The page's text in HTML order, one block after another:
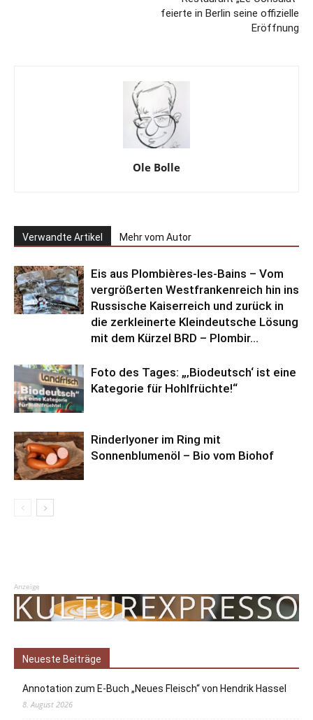
feierte in Berlin seine offizielle
Eröffnung
Ole Bolle
Verwandte Artikel Mehr vom Autor
Eis aus Plombières-les-Bains – Vom
vergrößerten Westfrankenreich hin ins
Russische Kaiserreich und zurück in
die zerkleinerte Kleindeutsche Lösung
mit dem Kürzel BRD – Plombir...
Foto des Tages: „‚Biodeutsch‘ ist eine
Kategorie für Hohlfrüchte!“
Rinderlyoner im Ring mit
Sonnenblumenöl – Bio vom Biohof
Anzeige
Neueste Beiträge
Annotation zum E-Buch „Neues Fleisch“ von Hendrik Hassel
8. August 2026